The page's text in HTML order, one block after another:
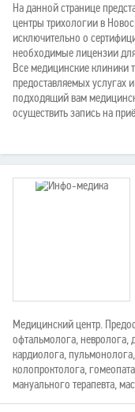
На данной странице
центры трихологии в
исключительно о
необходимые лицензии
Все медицинские
предоставляемых услугах
подходящий вам
осуществить запись на
Медицинский центр.
офтальмолога, невролога,
кардиолога,
колопроктолога,
мануального терапевта,